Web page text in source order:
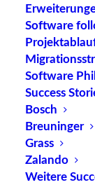
Software
Software
Success
Bosch
Breuninger
Grass
Zalando
Weitere